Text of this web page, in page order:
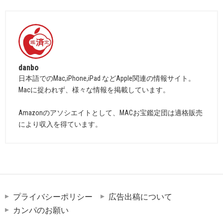
danbo
日本語でのMac,iPhone,iPad などApple関連の情報サイト。
Macに捉われず、様々な情報を掲載しています。
Amazonのアソシエイトとして、MACお宝鑑定団は適格販売
により収入を得ています。
プライバシーポリシー
広告出稿について
カンパのお願い